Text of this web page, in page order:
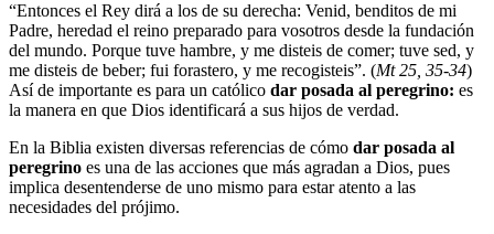
“Entonces el Rey dirá a los de su derecha: Venid, benditos de mi
Padre, heredad el reino preparado para vosotros desde la fundación
del mundo. Porque tuve hambre, y me disteis de comer; tuve sed, y
me disteis de beber; fui forastero, y me recogisteis”. (Mt 25, 35-34)
Así de importante es para un católico dar posada al peregrino: es
la manera en que Dios identificará a sus hijos de verdad.
En la Biblia existen diversas referencias de cómo dar posada al
peregrino es una de las acciones que más agradan a Dios, pues
implica desentenderse de uno mismo para estar atento a las
necesidades del prójimo.